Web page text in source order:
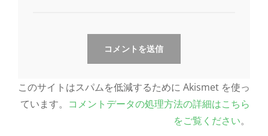
このサイトはスパムを低減するために Akismet を使っ
ています。 コメントデータの処理方法の詳細はこちら
をご覧ください。